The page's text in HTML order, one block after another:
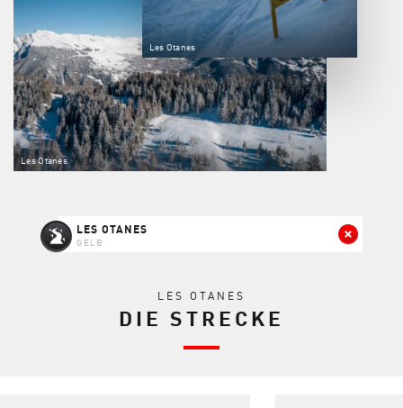
Les Otanes
Les Otanes
LES OTANES
GELB
LES OTANES
DIE STRECKE